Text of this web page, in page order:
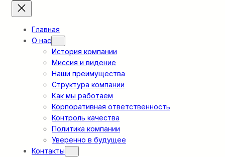
Главная
О нас
История компании
Миссия и видение
Наши преимущества
Структура компании
Как мы работаем
Корпоративная ответственность
Контроль качества
Политика компании
Уверенно в будущее
Контакты